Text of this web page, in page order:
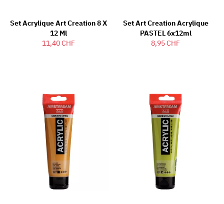
Set Acrylique Art Creation 8 X
12 Ml
11,40 CHF
Set Art Creation Acrylique
PASTEL 6x12ml
8,95 CHF